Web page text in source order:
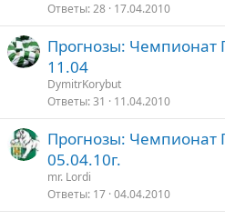
Ответы 28 17.04.2010
Прогнозы: Чемпионат
11.04
DymitrKorybut
Ответы 31 11.04.2010
Прогнозы: Чемпионат
05.04.10г.
mr. Lordi
Ответы 17 04.04.2010